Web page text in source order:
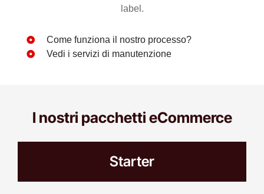
label.
Come funziona il nostro processo?
Vedi i servizi di manutenzione
I nostri pacchetti eCommerce
Starter